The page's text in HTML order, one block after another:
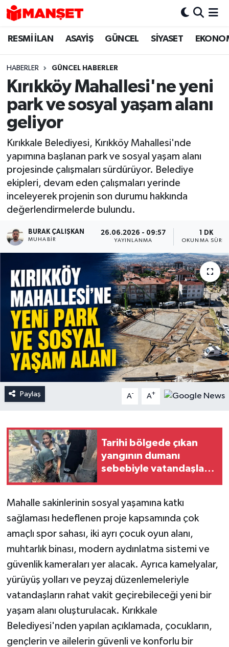
RESMİ İLAN ASAYİŞ GÜNCEL SİYASET
HABERLER GÜNCEL HABERLER
Kırıkköy Mahallesi'ne yeni
park ve sosyal yaşam alanı
geliyor
Kırıkkale Belediyesi, Kırıkköy Mahallesi'nde
yapımına başlanan park ve sosyal yaşam alanı
projesinde çalışmaları sürdürüyor. Belediye
ekipleri, devam eden çalışmaları yerinde
inceleyerek projenin son durumu hakkında
değerlendirmelerde bulundu.
BURAK ÇALIŞKAN
MUHABIR
26.06.2026 - 09:57
YAYINLANMA
1 DK
OKUNMA
Paylaş A- A+
Tarihi bölgede çıkan
yangının dumanı
sebebiyle vatandaşlar
Mahalle sakinlerinin sosyal yaşamına katkı
sağlaması hedeflenen proje kapsamında çok
amaçlı spor sahası, iki ayrı çocuk oyun alanı,
muhtarlık binası, modern aydınlatma sistemi ve
güvenlik kameraları yer alacak. Ayrıca kamelyalar,
yürüyüş yolları ve peyzaj düzenlemeleriyle
vatandaşların rahat vakit geçirebileceği yeni bir
yaşam alanı oluşturulacak. Kırıkkale
Belediyesi'nden yapılan açıklamada, çocukların,
gençlerin ve ailelerin güvenli ve konforlu bir
Hava Durumu
Trafik Durumu
Süper Lig Puan Durumu ve Fikstür
Tüm Manşetler
Son Dakika Haberleri
Haber Arşivi